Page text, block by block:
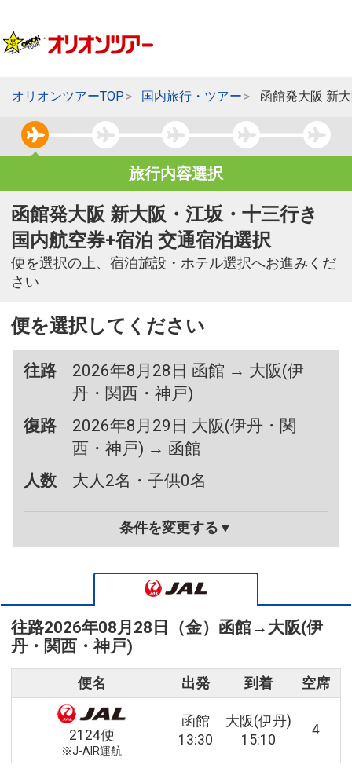
オリオンツアーTOP 国内旅行・ツアー 函館発大阪 新
旅行内容選択
函館発大阪 新大阪・江坂・十三行き
国内航空券+宿泊 交通宿泊選択
便を選択の上、宿泊施設・ホテル選択へお進みくだ
さい
便を選択してください
往路
2026年8月28日 函館 → 大阪(伊
丹・関西・神戸)
復路
2026年8月29日 大阪(伊丹・関
西・神戸) → 函館
人数
大人2名・子供0名
条件を変更する▼
往路2026年08月28日（金） 函館→ 大阪(伊
丹・関西・神戸)
便名 出発 到着 空席
2124便
※J-AIR運航
函館
13:30
大阪(伊丹)
15:10
4